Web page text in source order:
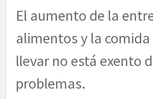
El aumento de la
alimentos y la comida
llevar no está exento
problemas.